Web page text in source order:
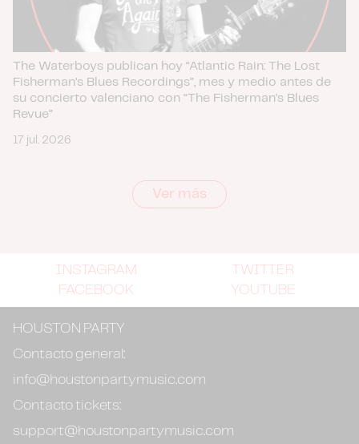
The Waterboys publican hoy “Atlantic Rain: The Lost
Fisherman’s Blues Recordings”, mes y medio antes de
su concierto valenciano con “The Fisherman’s Blues
Revue”
17 jul. 2026
Ver más
INSTAGRAM
TWITTER
FACEBOOK
YOUTUBE
HOUSTON PARTY
Contacto general:
info@houstonpartymusic.com
Contacto tickets:
support@houstonpartymusic.com